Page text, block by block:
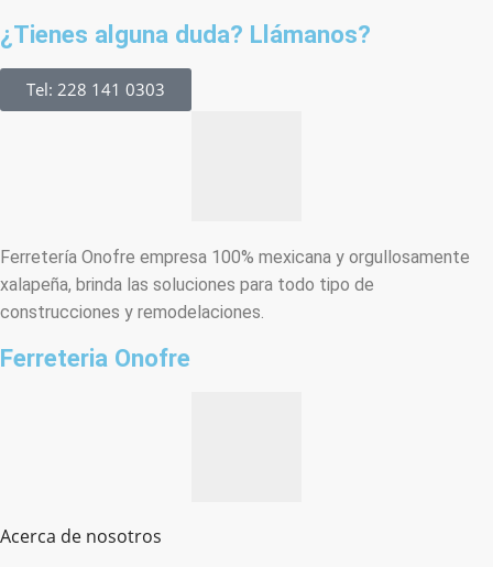
¿Tienes alguna duda? Llámanos?
Tel: 228 141 0303
Ferretería Onofre empresa 100% mexicana y orgullosamente
xalapeña, brinda las soluciones para todo tipo de
construcciones y remodelaciones.
Ferreteria Onofre
Acerca de nosotros